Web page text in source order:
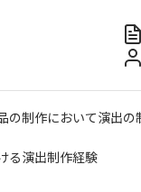
の制作において演出の
る演出制作経験